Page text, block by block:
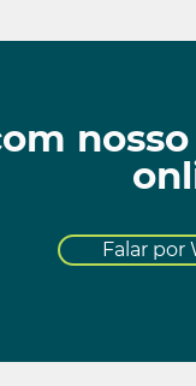
Falar por